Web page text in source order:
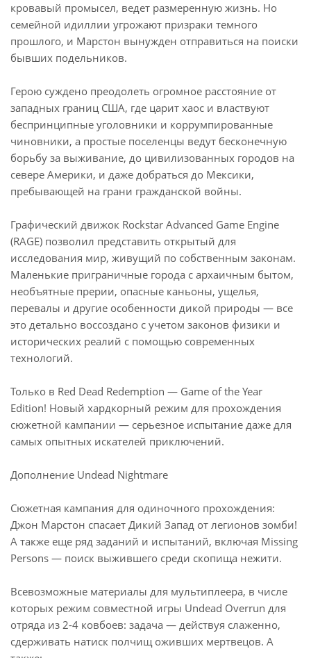
кровавый промысел, ведет размеренную жизнь. Но
семейной идиллии угрожают призраки темного
прошлого, и Марстон вынужден отправиться на поиски
бывших подельников.
Герою суждено преодолеть огромное расстояние от
западных границ США, где царит хаос и властвуют
беспринципные уголовники и коррумпированные
чиновники, а простые поселенцы ведут бесконечную
борьбу за выживание, до цивилизованных городов на
севере Америки, и даже добраться до Мексики,
пребывающей на грани гражданской войны.
Графический движок Rockstar Advanced Game Engine
(RAGE) позволил представить открытый для
исследования мир, живущий по собственным законам.
Маленькие приграничные города с архаичным бытом,
необъятные прерии, опасные каньоны, ущелья,
перевалы и другие особенности дикой природы — все
это детально воссоздано с учетом законов физики и
исторических реалий с помощью современных
технологий.
Только в Red Dead Redemption — Game of the Year
Edition! Новый хардкорный режим для прохождения
сюжетной кампании — серьезное испытание даже для
самых опытных искателей приключений.
Дополнение Undead Nightmare
Сюжетная кампания для одиночного прохождения:
Джон Марстон спасает Дикий Запад от легионов зомби!
А также еще ряд заданий и испытаний, включая Missing
Persons — поиск выжившего среди скопища нежити.
Всевозможные материалы для мультиплеера, в числе
которых режим совместной игры Undead Overrun для
отряда из 2-4 ковбоев: задача — действуя слаженно,
сдерживать натиск полчищ оживших мертвецов. А